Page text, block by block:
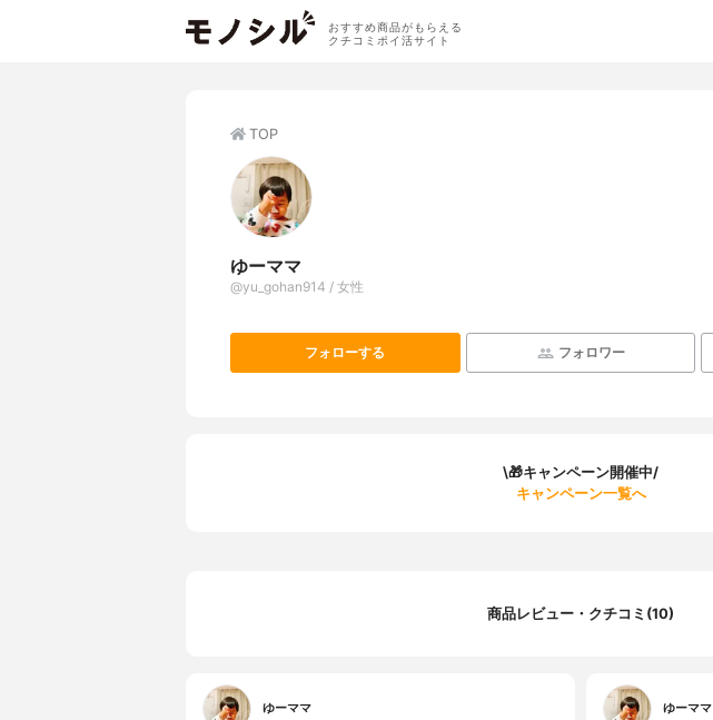
おすすめ商品がもらえる
クチコミポイ活サイト
TOP
ゆーママ
@yu_gohan914 / 女性
フォローする フォロワー
\🎁キャンペーン開催中/
キャンペーン一覧へ
商品レビュー・クチコミ(10)
ゆーママ ゆーママ